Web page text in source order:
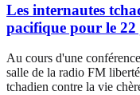
Les internautes
pacifique pour le
Au cours d'une
salle de la radio FM
tchadien contre la vie